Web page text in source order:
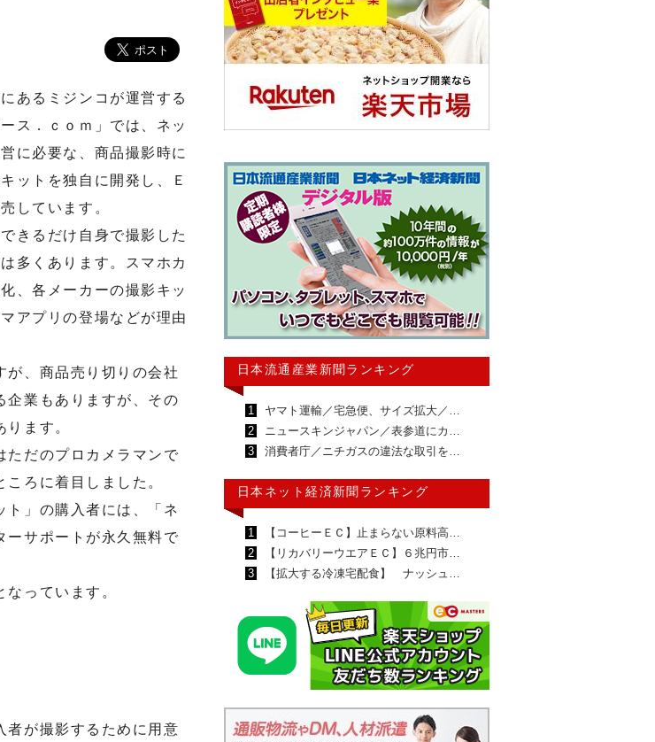
あるミジンコが運営する
ース．ｃｏｍ」では、ネッ
に必要な、商品撮影時に
ットを独自に開発し、Ｅ
しています。
きるだけ自身で撮影した
多くあります。スマホカ
、各メーカーの撮影キッ
アプリの登場などが理由
、商品売り切りの会社
企業もありますが、その
ます。
だのプロカメラマンで
ろに着目しました。
」の購入者には、「ネ
ーサポートが永久無料で
っています。
が撮影するために用意
日本流通産業新聞ランキング
1
ヤマト運輸／宅急便、サイズ拡大／…
2
ニュースキンジャパン／表参道にカ…
3
消費者庁／ニチガスの違法な取引を…
日本ネット経済新聞ランキング
1
【コーヒーＥＣ】止まらない原料高…
2
【リカバリーウエアＥＣ】６兆円市…
3
【拡大する冷凍宅配食】 ナッシュ…